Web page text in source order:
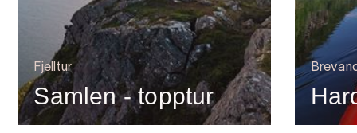
Fjelltur
Samlen - topptur